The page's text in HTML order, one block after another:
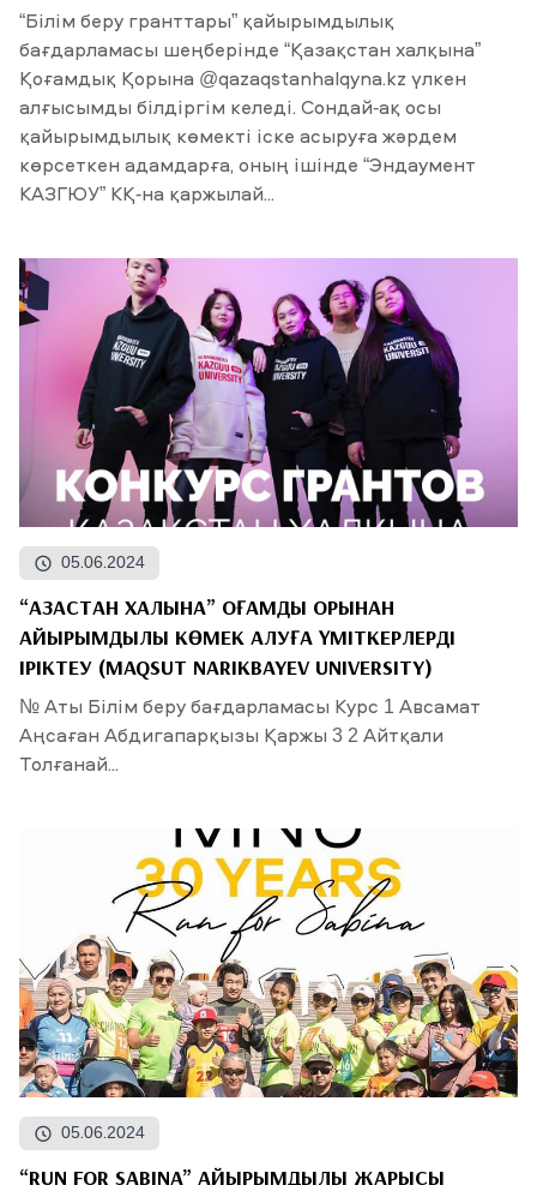
“Білім беру гранттары” қайырымдылық
бағдарламасы шеңберінде “Қазақстан халқына”
Қоғамдық Қорына @qazaqstanhalqyna.kz үлкен
алғысымды білдіргім келеді. Сондай-ақ осы
қайырымдылық көмекті іске асыруға жәрдем
көрсеткен адамдарға, оның ішінде “Эндаумент
КАЗГЮУ” КҚ-на қаржылай...
05.06.2024
“ҚАЗАҚСТАН ХАЛҚЫНА” ҚОҒАМДЫҚ ҚОРЫНАН
ҚАЙЫРЫМДЫЛЫҚ КӨМЕК АЛУҒА ҮМІТКЕРЛЕРДІ
ІРІКТЕУ (MAQSUT NARIKBAYEV UNIVERSITY)
№ Аты Білім беру бағдарламасы Курс 1 Авсамат
Аңсаған Абдигапарқызы Қаржы 3 2 Айтқали
Толғанай...
05.06.2024
“RUN FOR SABINA” ҚАЙЫРЫМДЫЛЫҚ ЖАРЫСЫ